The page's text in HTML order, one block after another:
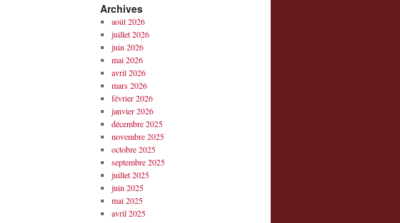
Archives
août 2026
juillet 2026
juin 2026
mai 2026
avril 2026
mars 2026
février 2026
janvier 2026
décembre 2025
novembre 2025
octobre 2025
septembre 2025
juillet 2025
juin 2025
mai 2025
avril 2025